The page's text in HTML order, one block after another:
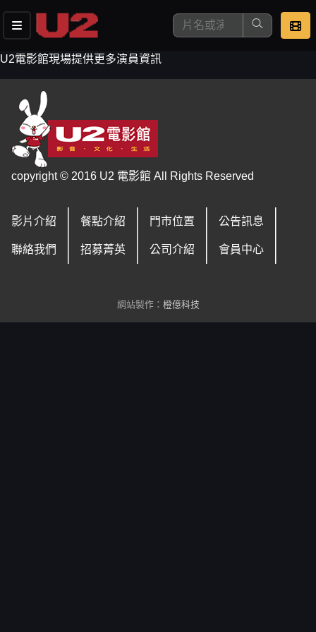
去敲定看片時間
U2電影館現場提供更多演員資訊
copyright © 2016 U2 電影館 All Rights Reserved
影片介紹 餐點介紹 門市位置 公告訊息
聯絡我們 招募菁英 公司介紹 會員中心
網站製作： 橙億科技